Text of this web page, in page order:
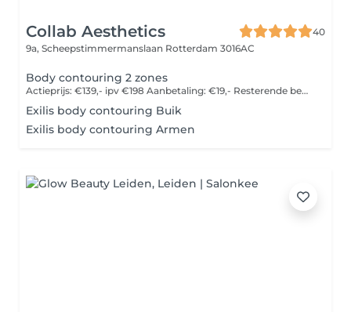
Collab Aesthetics
40
9a, Scheepstimmermanslaan Rotterdam 3016AC
Body contouring 2 zones
Actieprijs: €139,- ipv €198 Aanbetaling: €19,- Resterende bedrag €120,- afrekenen in de salon
Exilis body contouring Buik
Exilis body contouring Armen